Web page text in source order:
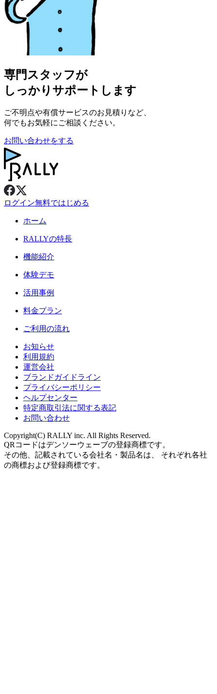
専門スタッフが
しっかりサポートします
ご不明点や有償サービスのお見積りなど、
何でもお気軽にご相談ください。
お問い合わせをする
ログイン無料ではじめる
ホーム
RALLYの特長
機能紹介
体験デモ
活用事例
料金プラン
ご利用の流れ
お知らせ
利用規約
運営会社
ブランドガイドライン
プライバシーポリシー
ヘルプセンター
特定商取引法に関する表記
お問い合わせ
Copyright(C) RALLY inc. All Rights Reserved.
QRコードはデンソーウェーブの登録商標です。
その他、記載されている会社名・製品名は、 それぞれ各社
の商標および登録商標です。